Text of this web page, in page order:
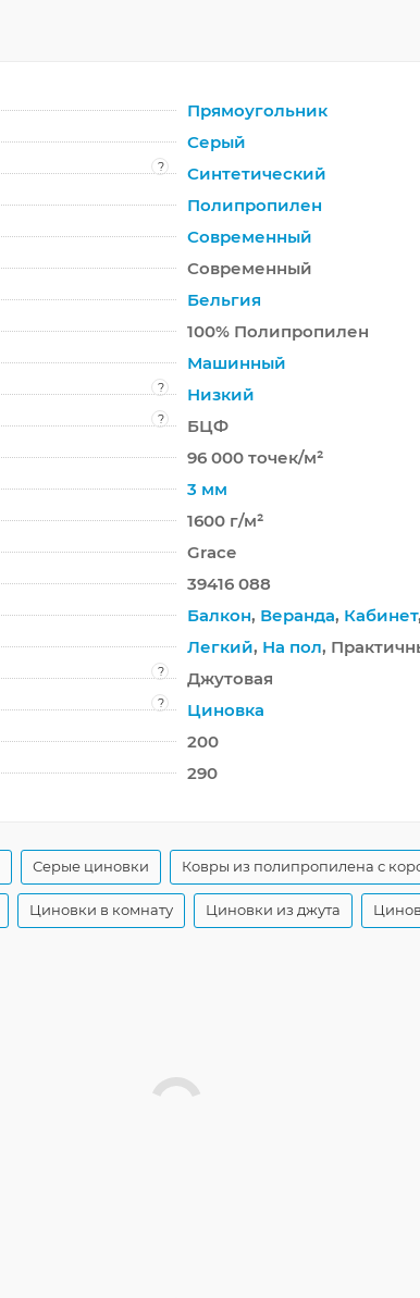
Прямоугольник
Серый
?
Синтетический
Полипропилен
Современный
Современный
Бельгия
100% Полипропилен
Машинный
?
Низкий
?
БЦФ
96 000 точек/м²
3 мм
1600 г/м²
Grace
39416 088
Балкон, Веранда, Кабинет,
Легкий, На пол,
?
Джутовая
?
Циновка
200
290
Серые циновки Ковры из полипропилена с
Циновки в комнату Циновки из джута